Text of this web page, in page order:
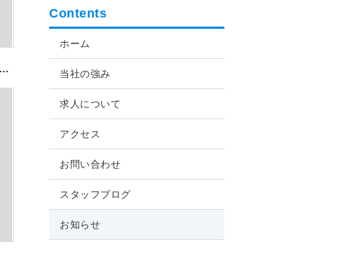
弊社ではテレワークを継続いたします
Contents
ホーム
当社の強み
求人について
アクセス
お問い合わせ
スタッフブログ
お知らせ